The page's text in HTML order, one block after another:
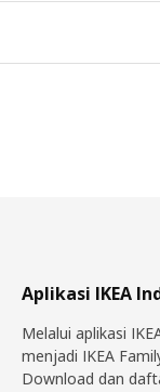
Aplikasi IKEA
Melalui aplikasi
menjadi IKEA
Download dan